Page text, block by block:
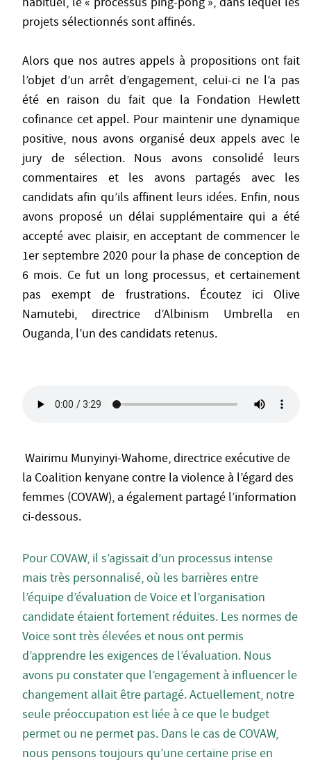
projets sélectionnés sont affinés.
Alors que nos autres appels à propositions ont fait
l’objet d’un arrêt d’engagement, celui-ci ne l’a pas
été en raison du fait que la Fondation Hewlett
cofinance cet appel. Pour maintenir une dynamique
positive, nous avons organisé deux appels avec le
jury de sélection. Nous avons consolidé leurs
commentaires et les avons partagés avec les
candidats afin qu’ils affinent leurs idées. Enfin, nous
avons proposé un délai supplémentaire qui a été
accepté avec plaisir, en acceptant de commencer le
1er septembre 2020 pour la phase de conception de
6 mois. Ce fut un long processus, et certainement
pas exempt de frustrations. Écoutez ici Olive
Namutebi, directrice d’Albinism Umbrella en
Ouganda, l’un des candidats retenus.
Wairimu Munyinyi-Wahome, directrice exécutive de
la Coalition kenyane contre la violence à l’égard des
femmes (COVAW), a également partagé l’information
ci-dessous.
Pour COVAW, il s’agissait d’un processus intense
mais très personnalisé, où les barrières entre
l’équipe d’évaluation de Voice et l’organisation
candidate étaient fortement réduites. Les normes de
Voice sont très élevées et nous ont permis
d’apprendre les exigences de l’évaluation. Nous
avons pu constater que l’engagement à influencer le
changement allait être partagé. Actuellement, notre
seule préoccupation est liée à ce que le budget
permet ou ne permet pas. Dans le cas de COVAW,
nous pensons toujours qu’une certaine prise en